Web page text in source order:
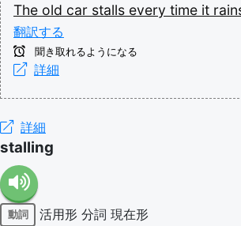
The old car stalls every time it
翻訳する
聞き取れるようになる
詳細
詳細
stalling
動詞 活用形 分詞 現在形